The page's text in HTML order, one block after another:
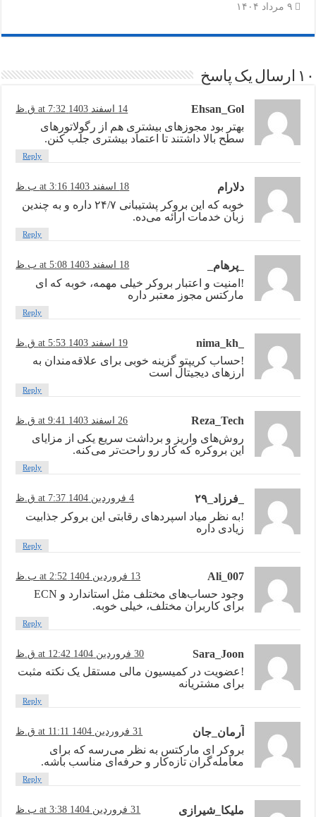
۹ مرداد ۱۴۰۴
۱۰ ارسال یک پاسخ
Ehsan_Gol 14 اسفند 1403 at 7:32 ق.ظ
بهتر بود مجوزهای بیشتری هم از رگولاتورهای
سطح بالا داشتند تا اعتماد بیشتری جلب کنن.
Reply
دلارام 18 اسفند 1403 at 3:16 ب.ظ
خوبه که این بروکر پشتیبانی ۲۴/۷ داره و به چندین
زبان خدمات ارائه می‌ده.
Reply
_پرهام_ 18 اسفند 1403 at 5:08 ب.ظ
!امنیت و اعتبار بروکر خیلی مهمه، خوبه که ای
مارکتس مجوز معتبر داره
Reply
19 اسفند 1403 at 5:53 ق.ظ
!حساب کریپتو گزینه خوبی برای علاقه‌مندان به
ارزهای دیجیتال است
Reply
Reza_Tech 26 اسفند 1403 at 9:41 ق.ظ
روش‌های واریز و برداشت سریع یکی از مزایای
این بروکره که کار رو راحت‌تر می‌کنه.
Reply
_فرزاد_۲۹ 4 فروردین 1404 at 7:37 ق.ظ
!به نظر میاد اسپردهای رقابتی این بروکر جذابیت
زیادی داره
Reply
Ali_007 13 فروردین 1404 at 2:52 ب.ظ
وجود حساب‌های مختلف مثل استاندارد و ECN
برای کاربران مختلف، خیلی خوبه.
Reply
Sara_Joon 30 فروردین 1404 at 12:42 ق.ظ
!عضویت در کمیسیون مالی مستقل یک نکته مثبت
برای مشتریانه
Reply
آرمان_جان 31 فروردین 1404 at 11:11 ق.ظ
بروکر ای مارکتس به نظر می‌رسه که برای
معامله‌گران تازه‌کار و حرفه‌ای مناسب باشه.
Reply
ملیکا_شیرازی 31 فروردین 1404 at 3:38 ب.ظ